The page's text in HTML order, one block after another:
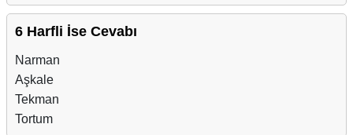
6 Harfli İse Cevabı
Narman
Aşkale
Tekman
Tortum